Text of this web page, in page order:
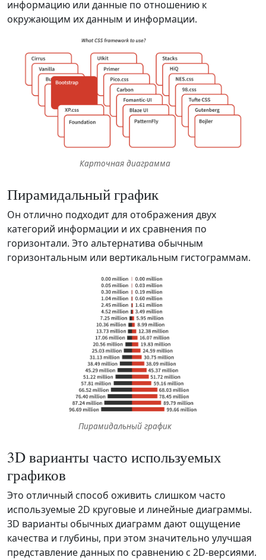
информацию или данные по отношению к
окружающим их данным и информации.
Карточная диаграмма
Пирамидальный график
Он отлично подходит для отображения двух
категорий информации и их сравнения по
горизонтали. Это альтернатива обычным
горизонтальным или вертикальным гистограммам.
Пирамидальный график
3D варианты часто используемых
графиков
Это отличный способ оживить слишком часто
используемые 2D круговые и линейные диаграммы.
3D варианты обычных диаграмм дают ощущение
качества и глубины, при этом значительно улучшая
представление данных по сравнению с 2D-версиями.